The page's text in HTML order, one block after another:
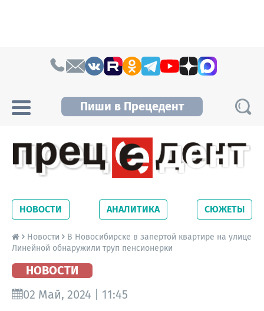
Пиши в Прецедент
Новосибирской области. Читайте свежие
новости на сайте сетевого издания
Precedent.
НОВОСТИ АНАЛИТИКА СЮЖЕТЫ
Новости
В Новосибирске в запертой квартире на улице
Линейной обнаружили труп пенсионерки
НОВОСТИ
02 Май, 2024 | 11:45